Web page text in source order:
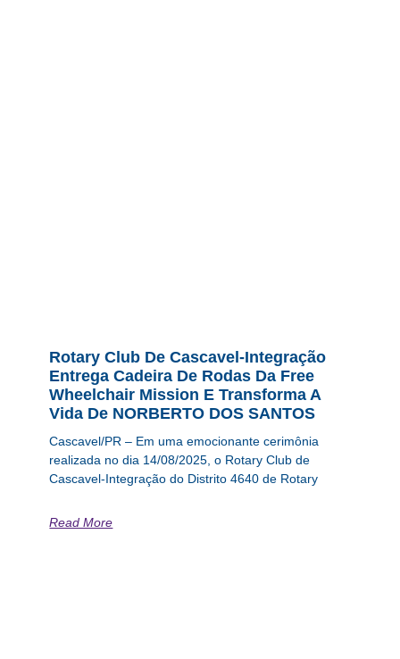
Rotary Club De Cascavel-Integração
Entrega Cadeira De Rodas Da Free
Wheelchair Mission E Transforma A
Vida De NORBERTO DOS SANTOS
Cascavel/PR – Em uma emocionante cerimônia
realizada no dia 14/08/2025, o Rotary Club de
Cascavel-Integração do Distrito 4640 de Rotary
Read More